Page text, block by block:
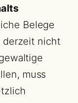
Belege
derzeit nicht
muss